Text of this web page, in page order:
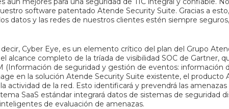
software patentado Atende Security Suite. Gracias a
datos y las redes de nuestros clientes estén siempre
Cyber Eye, es un elemento crítico del plan del Grupo
alcance completo de la tríada de visibilidad SOC de Gartner,
de seguridad y gestión de eventos: información
en la solución Atende Security Suite existente, el producto
actividad de la red. Esto identificará y prevendrá las
SaaS estándar integrará datos de sistemas de seguridad
de evaluación de amenazas.